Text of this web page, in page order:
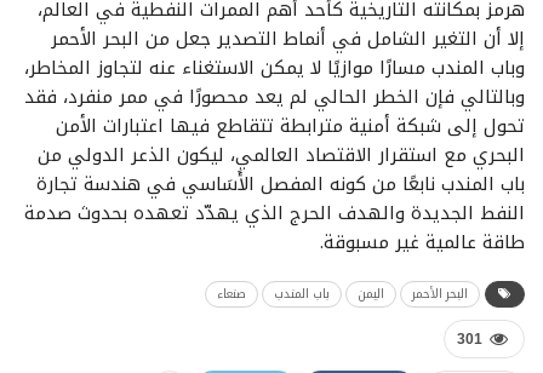
هرمز بمكانته التاريخية كأحد أهم الممرات النفطية في العالم،
إلا أن التغير الشامل في أنماط التصدير جعل من البحر الأحمر
وباب المندب مسارًا موازيًا لا يمكن الاستغناء عنه لتجاوز المخاطر،
وبالتالي فإن الخطر الحالي لم يعد محصورًا في ممر منفرد، فقد
تحول إلى شبكة أمنية مترابطة تتقاطع فيها اعتبارات الأمن
البحري مع استقرار الاقتصاد العالمي، ليكون الذعر الدولي من
باب المندب نابعًا من كونه المفصل الأَسَاسي في هندسة تجارة
النفط الجديدة والهدف الحرج الذي يهدّد تعهده بحدوث صدمة
طاقة عالمية غير مسبوقة.
البحر الأحمر اليمن باب المندب صنعاء
301